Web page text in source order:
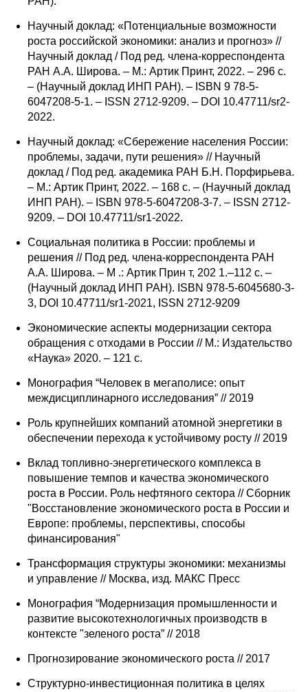
Научный доклад: «Потенциальные возможности
роста российской экономики: анализ и прогноз» //
Научный доклад / Под ред. члена-корреспондента
РАН А.А. Широва. – М.: Артик Принт, 2022. – 296 с.
– (Научный доклад ИНП РАН). – ISBN 9 78-5-
6047208-5-1. – ISSN 2712-9209. – DOI 10.47711/sr2-
2022.
Научный доклад: «Сбережение населения России:
проблемы, задачи, пути решения» // Научный
доклад / Под ред. академика РАН Б.Н. Порфирьева.
– М.: Артик Принт, 2022. – 168 с. – (Научный доклад
ИНП РАН). – ISBN 978-5-6047208-3-7. – ISSN 2712-
9209. – DOI 10.47711/sr1-2022.
Социальная политика в России: проблемы и
решения // Под ред. члена-корреспондента РАН
А.А. Широва. – М .: Артик Прин т, 202 1.–112 с. –
(Научный доклад ИНП РАН). ISBN 978-5-6045680-3-
3, DOI 10.47711/sr1-2021, ISSN 2712-9209
Экономические аспекты модернизации сектора
обращения с отходами в России // М.: Издательство
«Наука» 2020. – 121 с.
Монография “Человек в мегаполисе: опыт
междисциплинарного исследования” // 2019
Роль крупнейших компаний атомной энергетики в
обеспечении перехода к устойчивому росту // 2019
Вклад топливно-энергетического комплекса в
повышение темпов и качества экономического
роста в России. Роль нефтяного сектора // Cборник
"Восстановление экономического роста в России и
Европе: проблемы, перспективы, способы
финансирования"
Трансформация структуры экономики: механизмы
и управление // Москва, изд. МАКС Пресс
Монография “Модернизация промышленности и
развитие высокотехнологичных производств в
контексте "зеленого роста” // 2018
Прогнозирование экономического роста // 2017
Cтруктурно-инвестиционная политика в целях